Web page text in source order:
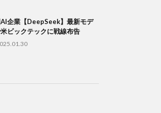
企業【DeepSeek】最新モデ
ビックテックに戦線布告